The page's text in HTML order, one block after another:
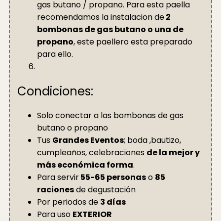
gas butano / propano. Para esta paella
recomendamos la instalacion de2
bombonas de gas butano o una de
propano, este paellero esta preparado
para ello.
Condiciones:
Solo conectar a las bombonas de gas
butano o propano
Tus Grandes Eventos; boda ,bautizo,
cumpleaños, celebraciones de la mejor y
más económica forma.
Para servir55-65 personaso 85
racionesde degustación
Por periodos de 3 días
Para uso EXTERIOR